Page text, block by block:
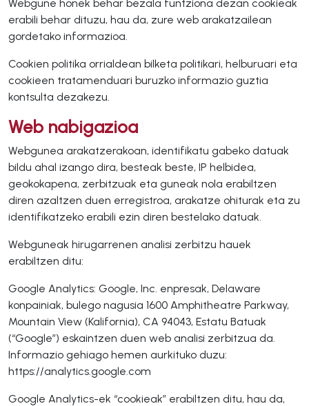
Webgune honek behar bezala funtziona dezan cookieak
erabili behar dituzu, hau da, zure web arakatzailean
gordetako informazioa.
Cookien politika orrialdean bilketa politikari, helburuari eta
cookieen tratamenduari buruzko informazio guztia
kontsulta dezakezu.
Web nabigazioa
Webgunea arakatzerakoan, identifikatu gabeko datuak
bildu ahal izango dira, besteak beste, IP helbidea,
geokokapena, zerbitzuak eta guneak nola erabiltzen
diren azaltzen duen erregistroa, arakatze ohiturak eta zu
identifikatzeko erabili ezin diren bestelako datuak.
Webguneak hirugarrenen analisi zerbitzu hauek
erabiltzen ditu:
Google Analytics: Google, Inc. enpresak, Delaware
konpainiak, bulego nagusia 1600 Amphitheatre Parkway,
Mountain View (Kalifornia), CA 94043, Estatu Batuak
(“Google”) eskaintzen duen web analisi zerbitzua da.
Informazio gehiago hemen aurkituko duzu:
https://analytics.google.com
Google Analytics-ek “cookieak” erabiltzen ditu, hau da,